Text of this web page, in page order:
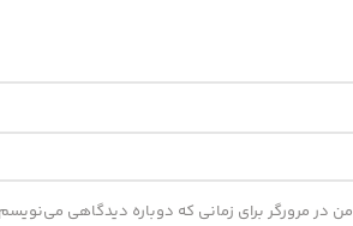
در مرورگر برای زمانی که دوباره دیدگاهی